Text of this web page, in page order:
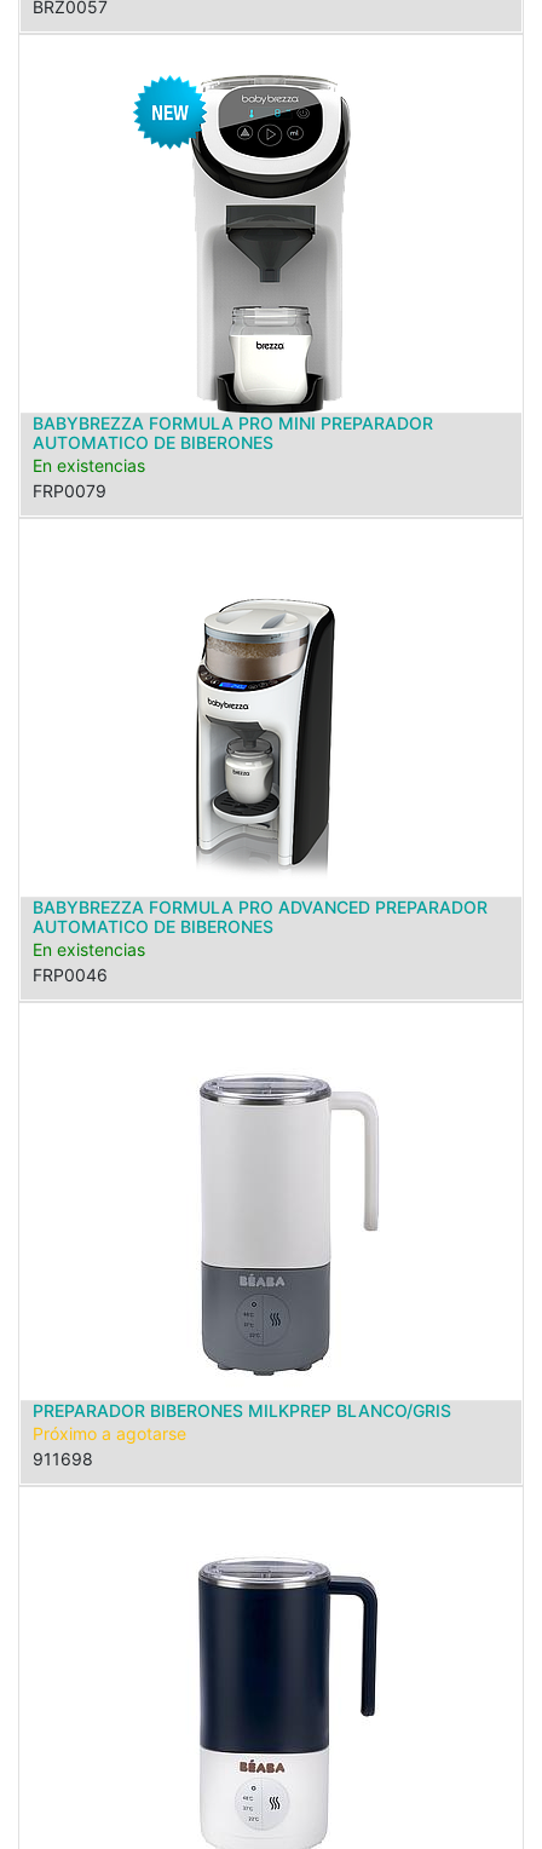
BRZ0057
BABYBREZZA FORMULA PRO MINI PREPARADOR
AUTOMATICO DE BIBERONES
En existencias
FRP0079
BABYBREZZA FORMULA PRO ADVANCED PREPARADOR
AUTOMATICO DE BIBERONES
En existencias
FRP0046
PREPARADOR BIBERONES MILKPREP BLANCO/GRIS
Próximo a agotarse
911698